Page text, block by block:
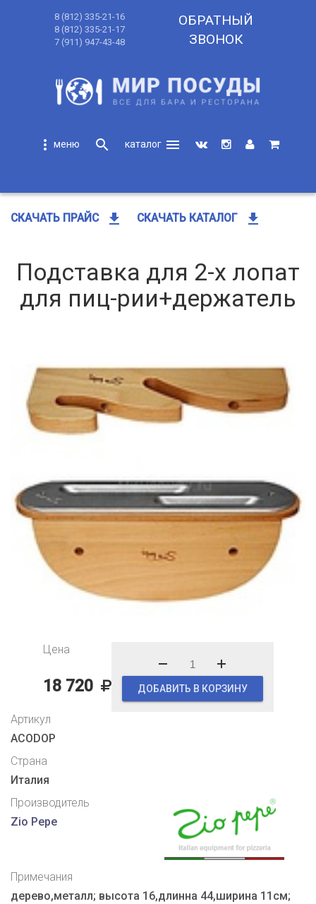
8 (812) 335-21-16
8 (812) 335-21-17
7 (911) 947-43-48
ОБРАТНЫЙ
ЗВОНОК
more_vert search
menu
СКАЧАТЬ ПРАЙС get_app СКАЧАТЬ КАТАЛОГ get_app
Подставка для 2-х лопат
для пиц-рии+держатель
Цена
18 720 ДОБАВИТЬ В КОРЗИНУ
Артикул
ACODOP
Страна
Италия
Производитель
Zio Pepe
Примечания
дерево,металл; высота 16,длинна 44,ширина 11см;